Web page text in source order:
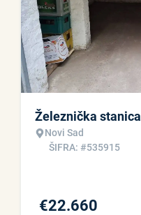
Železnička stanica
Novi Sad
ŠIFRA: #535915
€22.660